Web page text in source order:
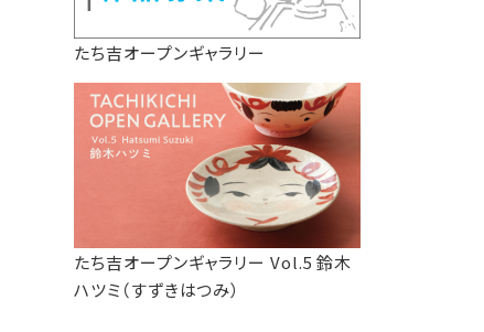
たち吉オープンギャラリー
たち吉オープンギャラリー Vol.5 鈴木
ハツミ（すずきはつみ）